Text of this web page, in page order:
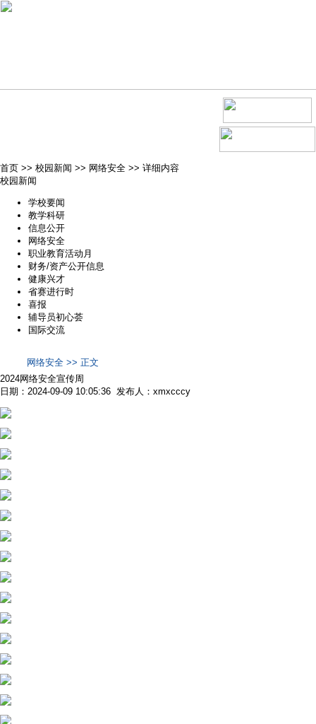
首页 >> 校园新闻 >> 网络安全 >> 详细内容
校园新闻
学校要闻
教学科研
信息公开
网络安全
职业教育活动月
财务/资产公开信息
健康兴才
省赛进行时
喜报
辅导员初心荟
国际交流
网络安全 >> 正文
2024网络安全宣传周
日期：2024-09-09 10:05:36 发布人：xmxcccy